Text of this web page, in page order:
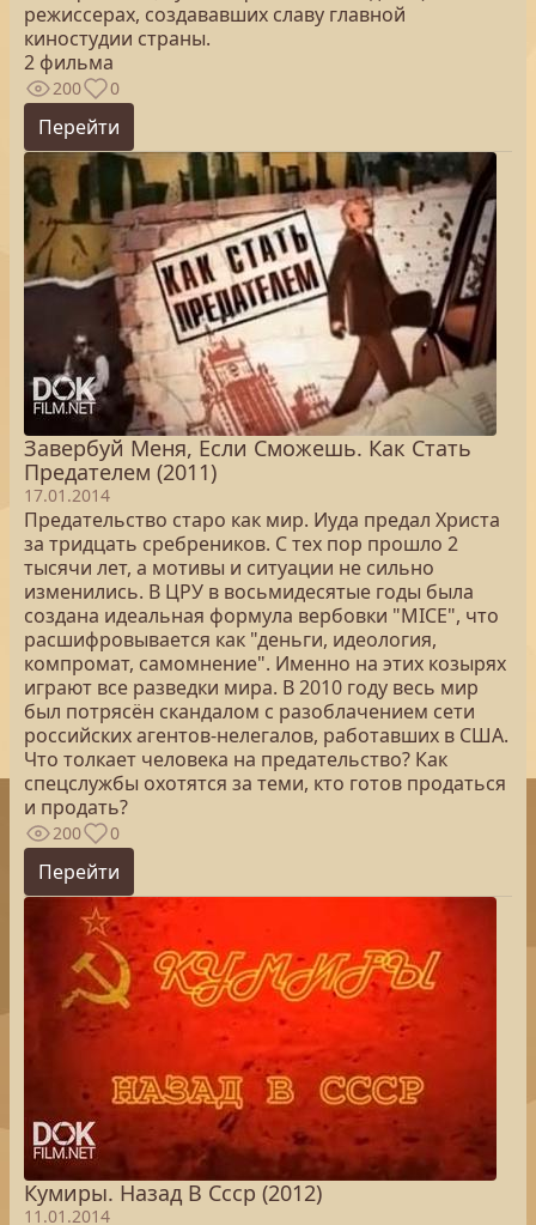
режиссерах, создававших славу главной
киностудии страны.
2 фильма
200 0
Перейти
Завербуй Меня, Если Сможешь. Как Стать
Предателем (2011)
17.01.2014
Предательство старо как мир. Иуда предал Христа
за тридцать сребреников. С тех пор прошло 2
тысячи лет, а мотивы и ситуации не сильно
изменились. В ЦРУ в восьмидесятые годы была
создана идеальная формула вербовки "МICE", что
расшифровывается как "деньги, идеология,
компромат, самомнение". Именно на этих козырях
играют все разведки мира. В 2010 году весь мир
был потрясён скандалом с разоблачением сети
российских агентов-нелегалов, работавших в США.
Что толкает человека на предательство? Как
спецслужбы охотятся за теми, кто готов продаться
и продать?
200 0
Перейти
Кумиры. Назад В Ссср (2012)
11.01.2014